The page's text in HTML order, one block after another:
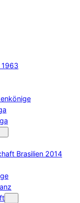
1963
Brasilien 2014